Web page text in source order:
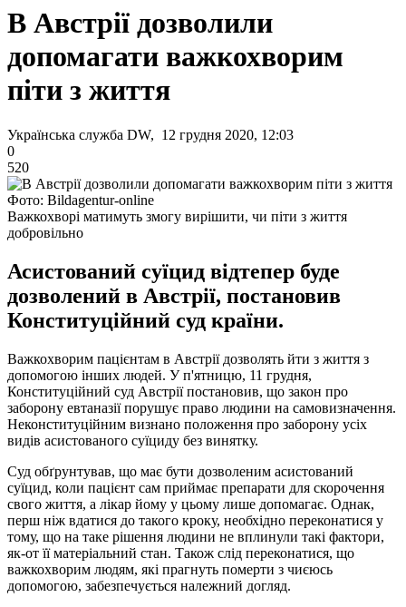
В Австрії дозволили
допомагати важкохворим
піти з життя
Українська служба DW, 12 грудня 2020, 12:03
0
520
Фото: Bildagentur-online
Важкохворі матимуть змогу вирішити, чи піти з життя
добровільно
Асистований суїцид відтепер буде
дозволений в Австрії, постановив
Конституційний суд країни.
Важкохворим пацієнтам в Австрії дозволять йти з життя з
допомогою інших людей. У п'ятницю, 11 грудня,
Конституційний суд Австрії постановив, що закон про
заборону евтаназії порушує право людини на cамовизначення.
Неконституційним визнано положення про заборону усіх
видів асистованого суїциду без винятку.
Суд обґрунтував, що має бути дозволеним асистований
суїцид, коли пацієнт сам приймає препарати для скорочення
свого життя, а лікар йому у цьому лише допомагає. Однак,
перш ніж вдатися до такого кроку, необхідно переконатися у
тому, що на таке рішення людини не вплинули такі фактори,
як-от її матеріальний стан. Також слід переконатися, що
важкохворим людям, які прагнуть померти з чиєюсь
допомогою, забезпечується належний догляд.